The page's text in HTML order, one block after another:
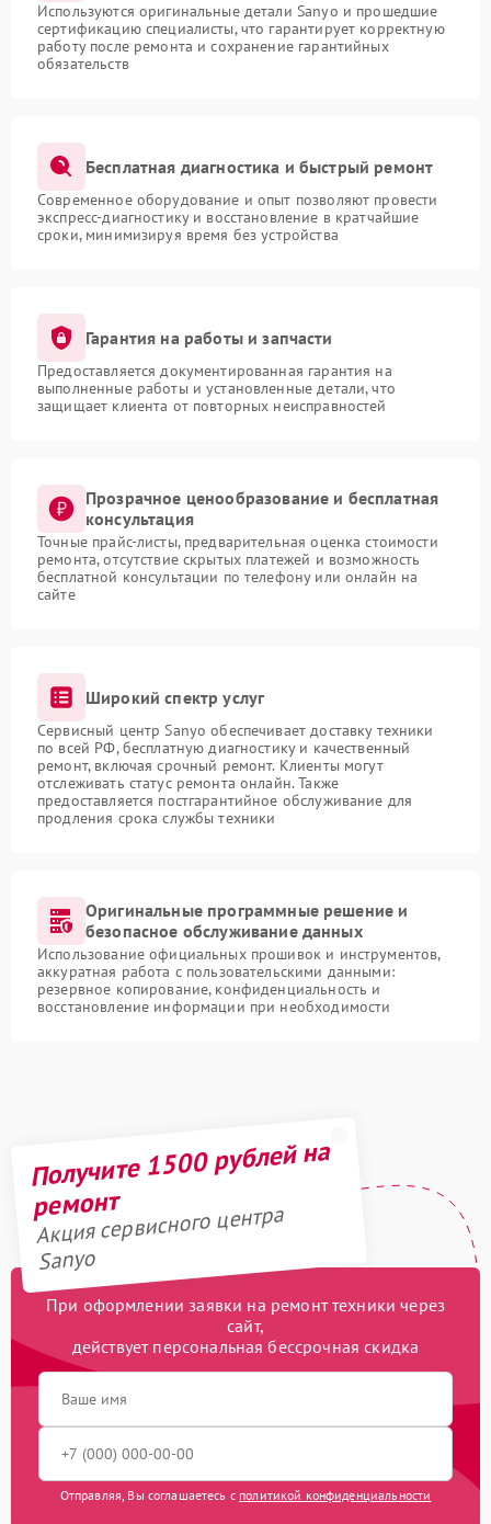
Используются оригинальные детали Sanyo и прошедшие
сертификацию специалисты, что гарантирует корректную
работу после ремонта и сохранение гарантийных
обязательств
Бесплатная диагностика и быстрый ремонт
Современное оборудование и опыт позволяют провести
экспресс-диагностику и восстановление в кратчайшие
сроки, минимизируя время без устройства
Гарантия на работы и запчасти
Предоставляется документированная гарантия на
выполненные работы и установленные детали, что
защищает клиента от повторных неисправностей
Прозрачное ценообразование и бесплатная
консультация
Точные прайс-листы, предварительная оценка стоимости
ремонта, отсутствие скрытых платежей и возможность
бесплатной консультации по телефону или онлайн на
сайте
Широкий спектр услуг
Сервисный центр Sanyo обеспечивает доставку техники
по всей РФ, бесплатную диагностику и качественный
ремонт, включая срочный ремонт. Клиенты могут
отслеживать статус ремонта онлайн. Также
предоставляется постгарантийное обслуживание для
продления срока службы техники
Оригинальные программные решение и
безопасное обслуживание данных
Использование официальных прошивок и инструментов,
аккуратная работа с пользовательскими данными:
резервное копирование, конфиденциальность и
восстановление информации при необходимости
Получите 1500 рублей на
ремонт
Акция сервисного центра
Sanyo
При оформлении заявки на ремонт техники через
сайт,
действует персональная бессрочная скидка
Отправляя, Вы соглашаетесь с политикой конфиденциальности